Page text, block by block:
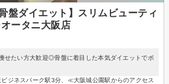
盤ダイエット】スリムビューティ
ータニ大阪店
せたい方大歓迎◎骨盤に着目した本気ダイエットでボ
ジネスパーク駅3分、≪大阪城公園駅からのアクセス